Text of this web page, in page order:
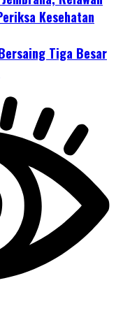
Kesehatan
Tiga Besar